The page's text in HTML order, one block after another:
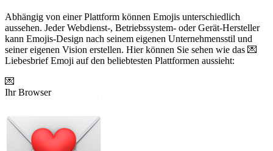
Abhängig von einer Plattform können Emojis unterschiedlich
aussehen. Jeder Webdienst-, Betriebssystem- oder Gerät-Hersteller
kann Emojis-Design nach seinem eigenen Unternehmensstil und
seiner eigenen Vision erstellen. Hier können Sie sehen wie das 💌
Liebesbrief Emoji auf den beliebtesten Plattformen aussieht:
💌
Ihr Browser